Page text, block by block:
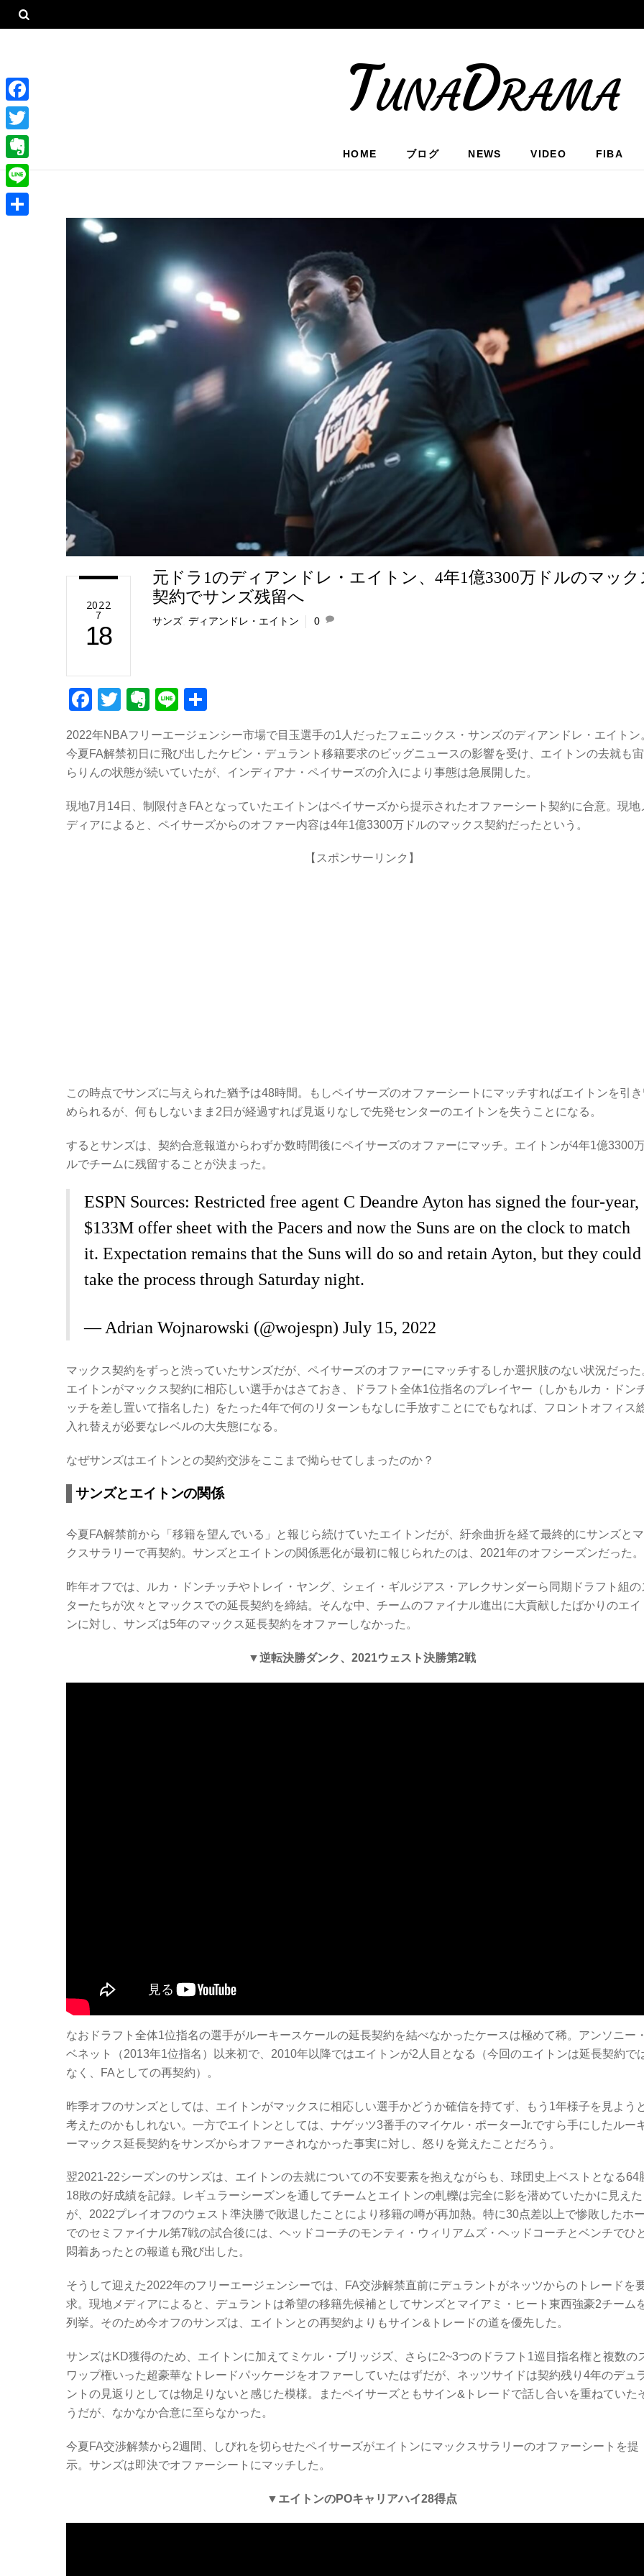
TunaDrama
HOME ブログ NEWS VIDEO FIBA
2022
7
18
元ドラ1のディアンドレ・エイトン、4年1億3300万ドルのマック
契約でサンズ残留へ
サンズ ,ディアンドレ・エイトン 0
F
c
e
o
o
T
tt
er
E
er
n
e
Li
e
2022年NBAフリーエージェンシー市場で目玉選手の1人だったフェニックス・サンズのディアンドレ・エイトン
今夏FA解禁初日に飛び出したケビン・デュラント移籍要求のビッグニュースの影響を受け、エイトンの去就も
らりんの状態が続いていたが、インディアナ・ペイサーズの介入により事態は急展開した。
現地7月14日、制限付きFAとなっていたエイトンはペイサーズから提示されたオファーシート契約に合意。現地
ディアによると、ペイサーズからのオファー内容は4年1億3300万ドルのマックス契約だったという。
【スポンサーリンク】
この時点でサンズに与えられた猶予は48時間。もしペイサーズのオファーシートにマッチすればエイトンを引
められるが、何もしないまま2日が経過すれば見返りなしで先発センターのエイトンを失うことになる。
するとサンズは、契約合意報道からわずか数時間後にペイサーズのオファーにマッチ。エイトンが4年1億3300
ルでチームに残留することが決まった。
ESPN Sources: Restricted free agent C Deandre Ayton has signed the four-year,
$133M offer sheet with the Pacers and now the Suns are on the clock to match
it. Expectation remains that the Suns will do so and retain Ayton, but they could
take the process through Saturday night.
— Adrian Wojnarowski (@wojespn)July 15, 2022
マックス契約をずっと渋っていたサンズだが、ペイサーズのオファーにマッチするしか選択肢のない状況だった
エイトンがマックス契約に相応しい選手かはさておき、ドラフト全体1位指名のプレイヤー（しかもルカ・ドン
ッチを差し置いて指名した）をたった4年で何のリターンもなしに手放すことにでもなれば、フロントオフィス
入れ替えが必要なレベルの大失態になる。
なぜサンズはエイトンとの契約交渉をここまで拗らせてしまったのか？
サンズとエイトンの関係
今夏FA解禁前から「移籍を望んでいる」と報じら続けていたエイトンだが、紆余曲折を経て最終的にサンズと
クスサラリーで再契約。サンズとエイトンの関係悪化が最初に報じられたのは、2021年のオフシーズンだった。
昨年オフでは、ルカ・ドンチッチやトレイ・ヤング、シェイ・ギルジアス・アレクサンダーら同期ドラフト組の
ターたちが次々とマックスでの延長契約を締結。そんな中、チームのファイナル進出に大貢献したばかりのエイ
ンに対し、サンズは5年のマックス延長契約をオファーしなかった。
▼逆転決勝ダンク、2021ウェスト決勝第2戦
なおドラフト全体1位指名の選手がルーキースケールの延長契約を結べなかったケースは極めて稀。アンソニー
ベネット（2013年1位指名）以来初で、2010年以降ではエイトンが2人目となる（今回のエイトンは延長契約で
なく、FAとしての再契約）。
昨季オフのサンズとしては、エイトンがマックスに相応しい選手かどうか確信を持てず、もう1年様子を見よう
考えたのかもしれない。一方でエイトンとしては、ナゲッツ3番手のマイケル・ポーターJr.ですら手にしたルー
ーマックス延長契約をサンズからオファーされなかった事実に対し、怒りを覚えたことだろう。
翌2021-22シーズンのサンズは、エイトンの去就についての不安要素を抱えながらも、球団史上ベストとなる64
18敗の好成績を記録。レギュラーシーズンを通してチームとエイトンの軋轢は完全に影を潜めていたかに見えた
が、2022プレイオフのウェスト準決勝で敗退したことにより移籍の噂が再加熱。特に30点差以上で惨敗したホ
でのセミファイナル第7戦の試合後には、ヘッドコーチのモンティ・ウィリアムズ・ヘッドコーチとベンチでひ
悶着あったとの報道も飛び出した。
そうして迎えた2022年のフリーエージェンシーでは、FA交渉解禁直前にデュラントがネッツからのトレードを
求。現地メディアによると、デュラントは希望の移籍先候補としてサンズとマイアミ・ヒート東西強豪2チーム
列挙。そのため今オフのサンズは、エイトンとの再契約よりもサイン&トレードの道を優先した。
サンズはKD獲得のため、エイトンに加えてミケル・ブリッジズ、さらに2~3つのドラフト1巡目指名権と複数の
ワップ権いった超豪華なトレードパッケージをオファーしていたはずだが、ネッツサイドは契約残り4年のデュ
ントの見返りとしては物足りないと感じた模様。またペイサーズともサイン&トレードで話し合いを重ねていた
うだが、なかなか合意に至らなかった。
今夏FA交渉解禁から2週間、しびれを切らせたペイサーズがエイトンにマックスサラリーのオファーシートを提
示。サンズは即決でオファーシートにマッチした。
▼エイトンのPOキャリアハイ28得点
F
a
c
e
b
T
w
i
E
v
e
L